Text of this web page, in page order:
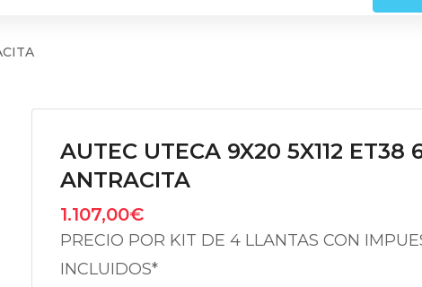
AUTEC UTECA 9X20 5X112 ET38
ANTRACITA
1.107,00€
PRECIO POR KIT DE 4 LLANTAS CON
INCLUIDOS*